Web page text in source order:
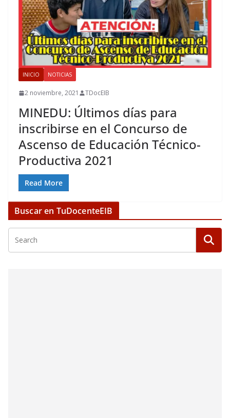
INICIO NOTICIAS
2 noviembre, 2021 TDocEIB
MINEDU: Últimos días para
inscribirse en el Concurso de
Ascenso de Educación Técnico-
Productiva 2021
Read More
Buscar en TuDocenteEIB